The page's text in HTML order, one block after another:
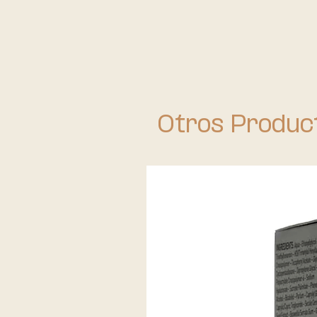
Otros